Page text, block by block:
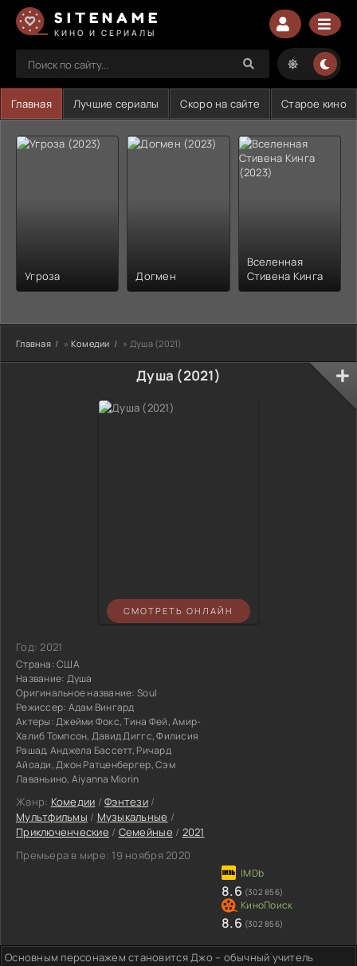
SITENAME
КИНО И СЕРИАЛЫ
Главная Лучшие сериалы Скоро на сайте Старое кино
Угроза Догмен
Вселенная
Стивена Кинга
Главная » Комедии » Душа (2021)
Душа (2021)
СМОТРЕТЬ ОНЛАЙН
Год:2021
Страна:США
Название: Душа
Оригинальное название: Soul
Режиссер: Адам Вингард
Актеры:Джейми Фокс, Тина Фей, Амир-
Халиб Томпсон, Давид Диггс, Филисия
Рашад, Анджела Бассетт, Ричард
Айоади, Джон Ратценбергер, Сэм
Лаваньино, Aiyanna Miorin
Жанр: Комедии /Фэнтези /
Мультфильмы / Музыкальные /
Приключенческие / Семейные / 2021
Премьера в мире: 19 ноября 2020
8.6 (302 856)
8.6 (302 856)
Основным персонажем становится Джо – обычный учитель